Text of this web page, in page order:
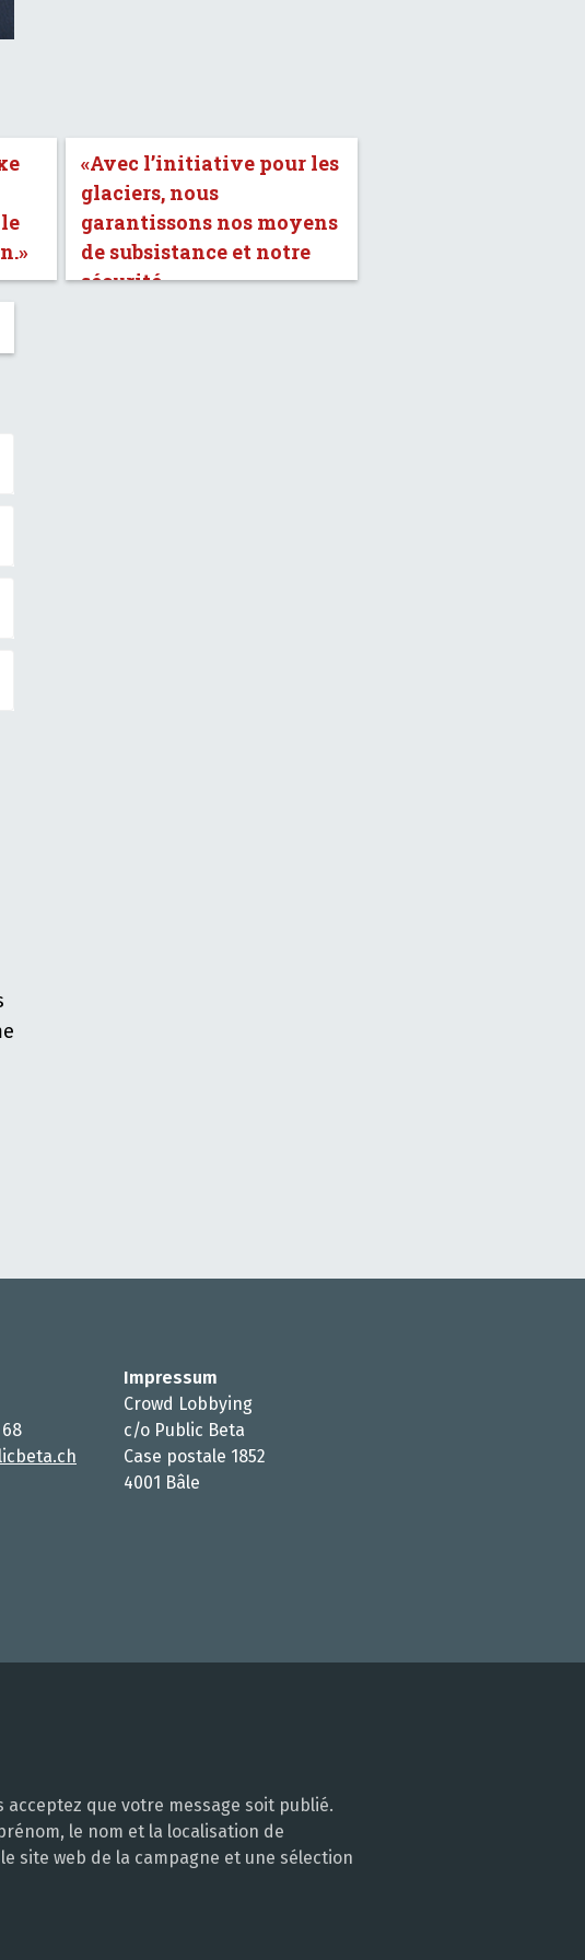
«Avec l’initiative pour les
glaciers, nous
garantissons nos moyens
de subsistance et notre
sécurité.»
68
Impressum
Crowd Lobbying
c/o Public Beta
Case postale 1852
4001 Bâle
que votre message soit publié.
le nom et la localisation de
site web de la campagne et une sélection